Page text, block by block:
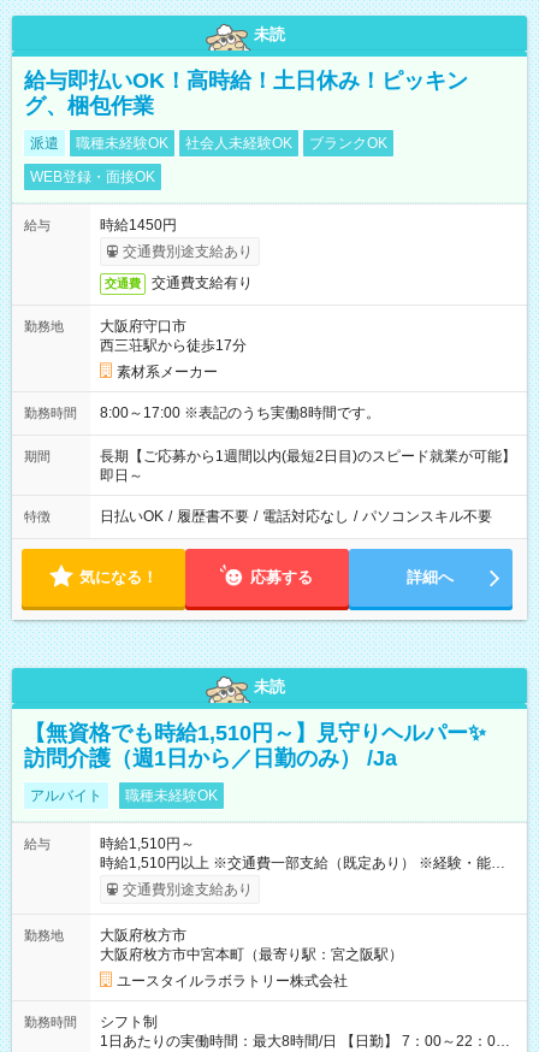
未読
給与即払いOK！高時給！土日休み！ピッキン
グ、梱包作業
派遣 職種未経験OK 社会人未経験OK
ブランクOK
WEB登録・面接OK
給与
時給1450円
交通費別途支給あり
交通費 交通費支給有り
勤務地
大阪府守口市
西三荘駅から徒歩17分
素材系メーカー
勤務時間 8:00～17:00 ※表記のうち実働8時間です。
期間
長期【ご応募から1週間以内(最短2日目)のスピード就業が可能】
即日～
特徴 日払いOK / 履歴書不要 / 電話対応なし / パソコンスキル不要
気になる！ 応募する 詳細へ
未読
【無資格でも時給1,510円～】見守りヘルパー✨
訪問介護（週1日から／日勤のみ） /Ja
アルバイト 職種未経験OK
給与
時給1,510円～
時給1,510円以上 ※交通費一部支給（既定あり） ※経験・能力を
考慮して決定します 【収入例】 週1回勤務の場合：1,510円×8時
間×4回=4万8,320円 週3回勤務の場合：1,510円×8時間×12回
1,600円 【試用期間】試用期間あり 試用期間の長さ：2ヶ月
※ 雇用形態と給与に、本採用時と異なる部分があります。 雇用
形態：本採用時と同じです。 給与：時給 1,180円以上
交通費別途支給あり
勤務地
大阪府枚方市
大阪府枚方市中宮本町（最寄り駅：宮之阪駅）
ユースタイルラボラトリー株式会社
勤務時間
シフト制
1日あたりの実働時間：最大8時間/日 【日勤】 7：00～22：00